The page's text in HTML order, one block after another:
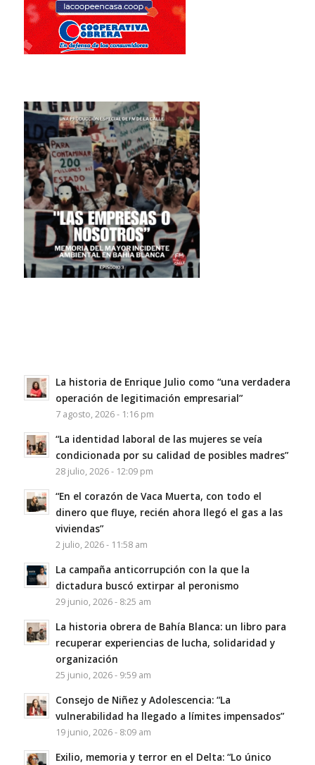
La historia de Enrique Julio como “una verdadera
operación de legitimación empresarial”
7 agosto, 2026 - 1:16 pm
“La identidad laboral de las mujeres se veía
condicionada por su calidad de posibles madres”
28 julio, 2026 - 12:09 pm
“En el corazón de Vaca Muerta, con todo el
dinero que fluye, recién ahora llegó el gas a las
viviendas”
2 julio, 2026 - 11:58 am
La campaña anticorrupción con la que la
dictadura buscó extirpar al peronismo
29 junio, 2026 - 8:25 am
La historia obrera de Bahía Blanca: un libro para
recuperar experiencias de lucha, solidaridad y
organización
25 junio, 2026 - 9:59 am
Consejo de Niñez y Adolescencia: “La
vulnerabilidad ha llegado a límites impensados”
19 junio, 2026 - 8:09 am
Exilio, memoria y terror en el Delta: “Lo único